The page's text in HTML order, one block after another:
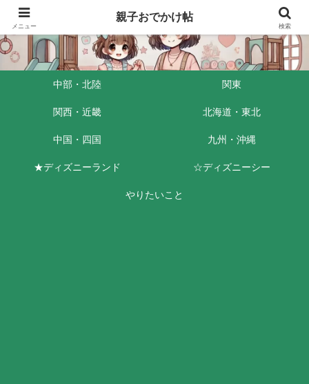
中部・北陸 関東
関西・近畿 北海道・東北
中国・四国 九州・沖縄
★ディズニーランド ☆ディズニーシー
やりたいこと
メニュー
親子おでかけ帖
検索